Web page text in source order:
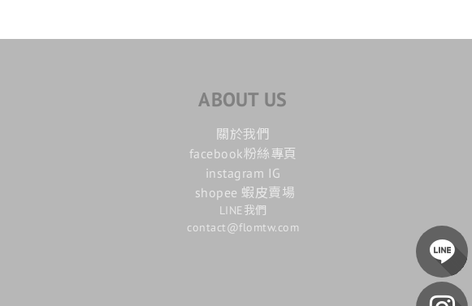
ABOUT US
關於我們
facebook粉絲專頁
instagram IG
shopee 蝦皮賣場
LINE我們
contact@flomtw.com